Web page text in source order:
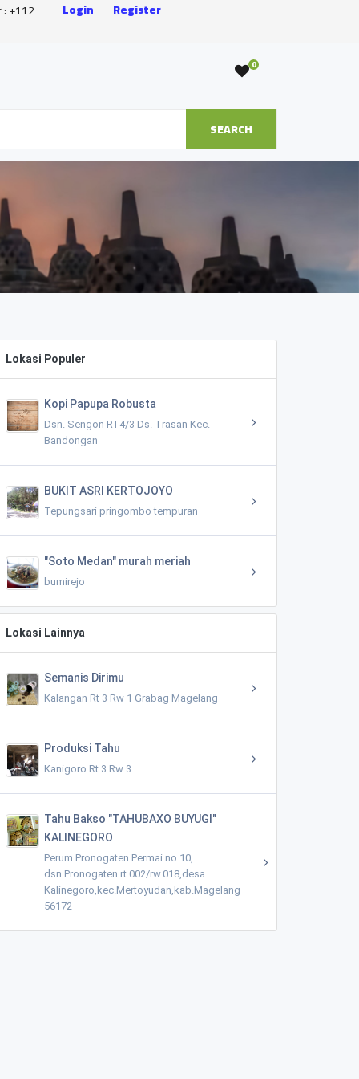
: +112 Login Register
0
SEARCH
Lokasi Populer
Kopi Papupa Robusta
Dsn. Sengon RT4/3 Ds. Trasan Kec.
Bandongan
BUKIT ASRI KERTOJOYO
Tepungsari pringombo tempuran
"Soto Medan" murah meriah
bumirejo
Lokasi Lainnya
Semanis Dirimu
Kalangan Rt 3 Rw 1 Grabag Magelang
Produksi Tahu
Kanigoro Rt 3 Rw 3
Tahu Bakso "TAHUBAXO BUYUGI"
KALINEGORO
Perum Pronogaten Permai no.10,
dsn.Pronogaten rt.002/rw.018,desa
Kalinegoro,kec.Mertoyudan,kab.Magelang
56172